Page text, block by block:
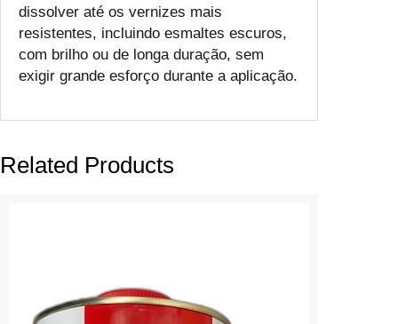
dissolver até os vernizes mais
resistentes, incluindo esmaltes escuros,
com brilho ou de longa duração, sem
exigir grande esforço durante a aplicação.
Related Products